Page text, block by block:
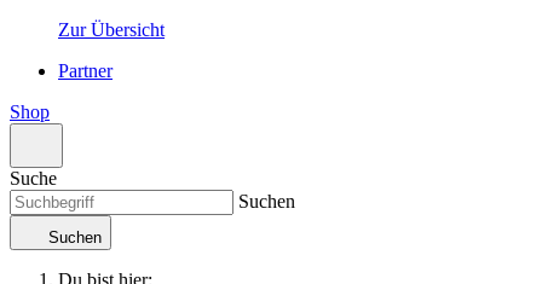
Zur Übersicht
Partner
Shop
Suche
Suchen
Suchen
Du bist hier: